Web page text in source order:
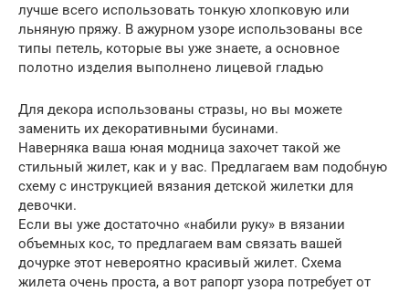
лучше всего использовать тонкую хлопковую или
льняную пряжу. В ажурном узоре использованы все
типы петель, которые вы уже знаете, а основное
полотно изделия выполнено лицевой гладью
Для декора использованы стразы, но вы можете
заменить их декоративными бусинами.
Наверняка ваша юная модница захочет такой же
стильный жилет, как и у вас. Предлагаем вам подобную
схему с инструкцией вязания детской жилетки для
девочки.
Если вы уже достаточно «набили руку» в вязании
объемных кос, то предлагаем вам связать вашей
дочурке этот невероятно красивый жилет. Схема
жилета очень проста, а вот рапорт узора потребует от